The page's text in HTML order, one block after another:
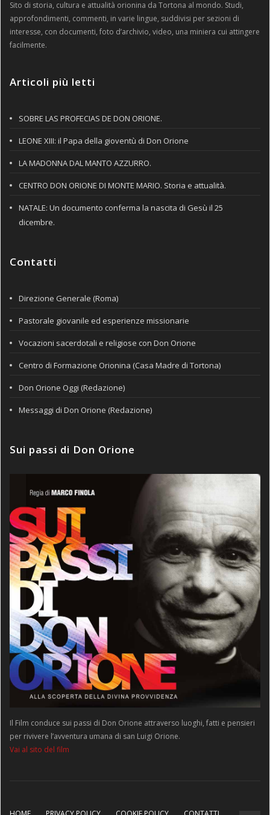
Sito di storia, cultura e attualità orionina da Tortona al mondo. Studi,
approfondimenti, commenti, in varie lingue, suddivisi per sezioni di
interesse, con documenti, foto d’archivio, video, una miniera cui attingere
facilmente.
Articoli più letti
SOBRE LAS PROFECIAS DE DON ORIONE.
LEONE XIII: il Papa della gioventù di Don Orione
LA MADONNA DAL MANTO AZZURRO.
CENTRO DON ORIONE DI MONTE MARIO. Storia e attualità.
NATALE: Un documento conferma la nascita di Gesù il 25
dicembre.
Contatti
Direzione Generale (Roma)
Pastorale giovanile ed esperienze missionarie
Vocazioni sacerdotali e religiose con Don Orione
Centro di Formazione Orionina (Casa Madre di Tortona)
Don Orione Oggi (Redazione)
Messaggi di Don Orione (Redazione)
Sui passi di Don Orione
Il Film conduce sui passi di Don Orione attraverso luoghi, fatti e pensieri
per rivivere l’avventura umana di san Luigi Orione.
Vai al sito del film